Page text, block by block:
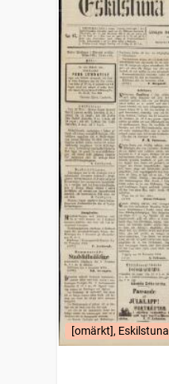
[omärkt], Eskilstuna